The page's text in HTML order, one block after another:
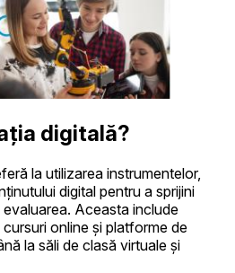
digitală?
la utilizarea instrumentelor,
digital pentru a sprijini
Aceasta include
online și platforme de
la săli de clasă virtuale și